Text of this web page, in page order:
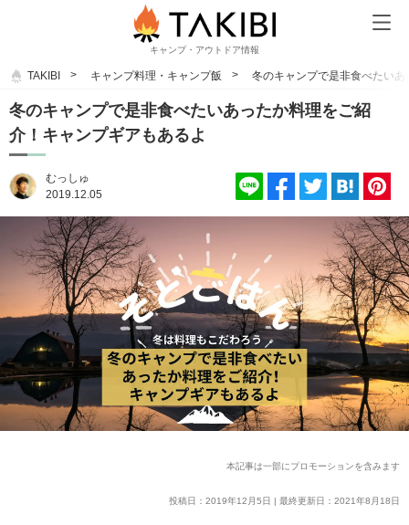
キャンプ・アウトドア情報
TAKIBI キャンプ料理・キャンプ飯 冬のキャンプで是非食べたい
冬のキャンプで是非食べたいあったか料理をご紹
介！キャンプギアもあるよ
むっしゅ
2019.12.05
本記事は一部にプロモーションを含みます
投稿日：2019年12月5日 | 最終更新日：2021年8月18日